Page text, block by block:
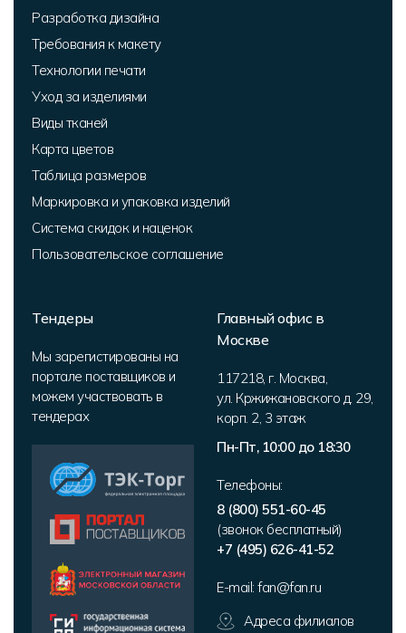
Разработка дизайна
Требования к макету
Технологии печати
Уход за изделиями
Виды тканей
Карта цветов
Таблица размеров
Маркировка и упаковка изделий
Система скидок и наценок
Пользовательское соглашение
Тендеры
Мы зарегистированы на
портале поставщиков и
можем участвовать в
тендерах
Главный офис в
Москве
117218, г. Москва,
ул. Кржижановского д. 29,
корп. 2, 3 этаж
Пн-Пт, 10:00 до 18:30
Телефоны:
8 (800) 551-60-45
(звонок бесплатный)
+7 (495) 626-41-52
E-mail: fan@fan.ru
Адреса филиалов